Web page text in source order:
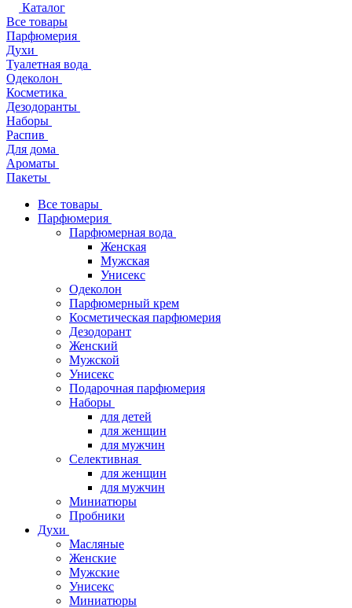
Каталог
Все товары
Парфюмерия
Духи
Туалетная вода
Одеколон
Косметика
Дезодоранты
Наборы
Распив
Для дома
Ароматы
Пакеты
Все товары
Парфюмерия
Парфюмерная вода
Женская
Мужская
Унисекс
Одеколон
Парфюмерный крем
Косметическая парфюмерия
Дезодорант
Женский
Мужской
Унисекс
Подарочная парфюмерия
Наборы
для детей
для женщин
для мужчин
Селективная
для женщин
для мужчин
Миниатюры
Пробники
Духи
Масляные
Женские
Мужские
Унисекс
Миниатюры